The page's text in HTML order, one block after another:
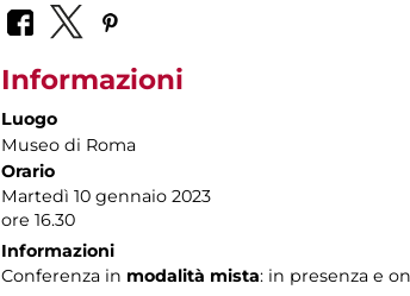
Informazioni
Luogo
Museo di Roma
Orario
Martedì 10 gennaio 2023
ore 16.30
Informazioni
Conferenza in modalità mista: in presenza e